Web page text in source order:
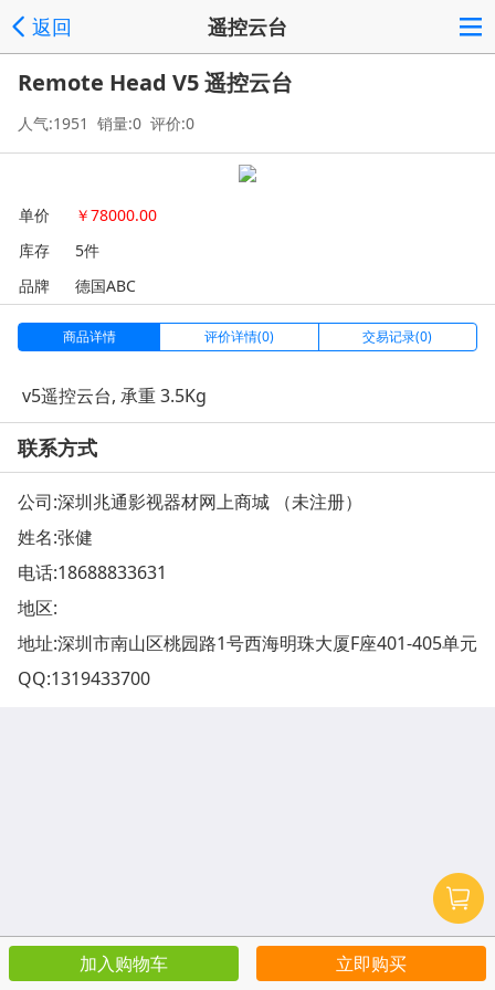
返回 遥控云台
Remote Head V5 遥控云台
人气:1951 销量:0 评价:0
单价 ￥78000.00
库存
5件
品牌
德国ABC
商品详情 评价详情(0) 交易记录(0)
v5遥控云台, 承重 3.5Kg
联系方式
公司:深圳兆通影视器材网上商城 （未注册）
姓名:张健
电话:18688833631
地区:
地址:深圳市南山区桃园路1号西海明珠大厦F座401-405单元
QQ:1319433700
加入购物车 立即购买